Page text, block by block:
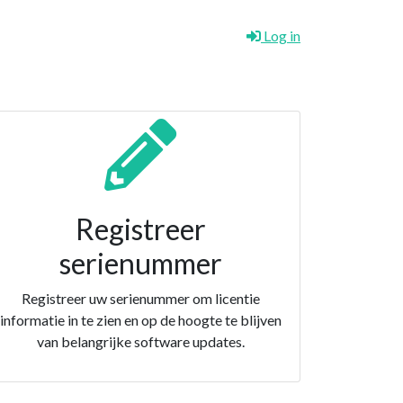
Log in
Registreer
serienummer
Registreer uw serienummer om licentie
informatie in te zien en op de hoogte te blijven
van belangrijke software updates.